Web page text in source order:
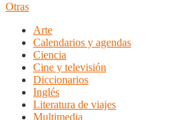
Otras
Arte
Calendarios y agendas
Ciencia
Cine y televisión
Diccionarios
Inglés
Literatura de viajes
Multimedia